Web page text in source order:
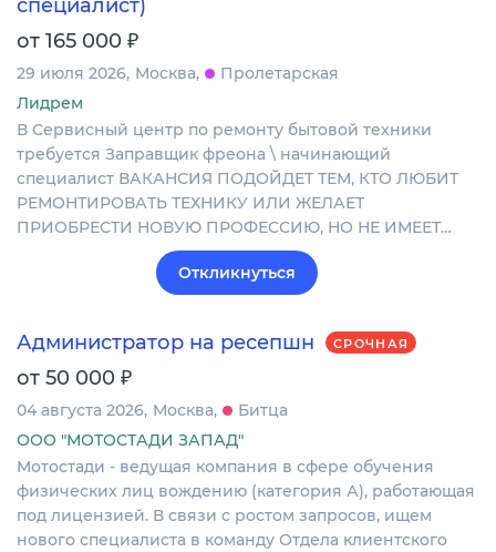
специалист)
от 165 000 ₽
29 июля 2026 Москва
Пролетарская
Лидрем
В Сервисный центр по ремонту бытовой техники
требуется Заправщик фреона \ начинающий
специалист ВАКАНСИЯ ПОДОЙДЕТ ТЕМ, КТО ЛЮБИТ
РЕМОНТИРОВАТЬ ТЕХНИКУ ИЛИ ЖЕЛАЕТ
ПРИОБРЕСТИ НОВУЮ ПРОФЕССИЮ, НО НЕ ИМЕЕТ…
Откликнуться
Администратор на ресепшн СРОЧНАЯ
от 50 000 ₽
04 августа 2026 Москва
Битца
ООО "МОТОСТАДИ ЗАПАД"
Мотостади - ведущая компания в сфере обучения
физических лиц вождению (категория А), работающая
под лицензией. В связи с ростом запросов, ищем
нового специалиста в команду Отдела клиентского